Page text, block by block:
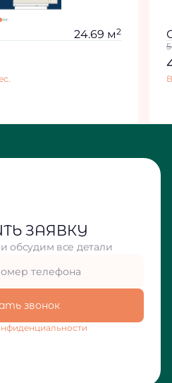
24.69 м2
ЗАЯВКУ
обсудим все детали
звонок